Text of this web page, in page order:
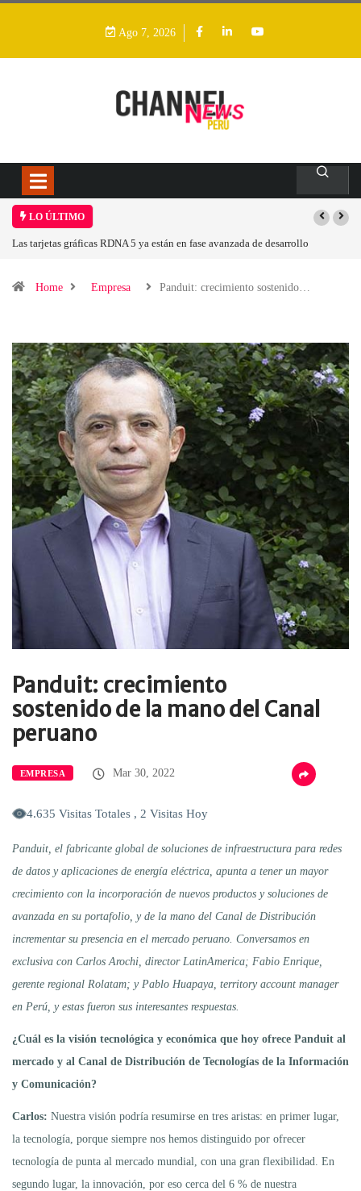
Ago 7, 2026
LO ÚLTIMO
Las tarjetas gráficas RDNA 5 ya están en fase avanzada de desarrollo
Home Empresa Panduit: crecimiento sostenido…
Panduit: crecimiento
sostenido de la mano del Canal
peruano
EMPRESA Mar 30, 2022
4.635 Visitas Totales , 2 Visitas Hoy
Panduit, el fabricante global de soluciones de infraestructura para redes
de datos y aplicaciones de energía eléctrica, apunta a tener un mayor
crecimiento con la incorporación de nuevos productos y soluciones de
avanzada en su portafolio, y de la mano del Canal de Distribución
incrementar su presencia en el mercado peruano. Conversamos en
exclusiva con Carlos Arochi, director LatinAmerica; Fabio Enrique,
gerente regional Rolatam; y Pablo Huapaya, territory account manager
en Perú, y estas fueron sus interesantes respuestas.
¿Cuál es la visión tecnológica y económica que hoy ofrece Panduit al
mercado y al Canal de Distribución de Tecnologías de la Información
y Comunicación?
Carlos: Nuestra visión podría resumirse en tres aristas: en primer lugar,
la tecnología, porque siempre nos hemos distinguido por ofrecer
tecnología de punta al mercado mundial, con una gran flexibilidad. En
segundo lugar, la innovación, por eso cerca del 6 % de nuestra